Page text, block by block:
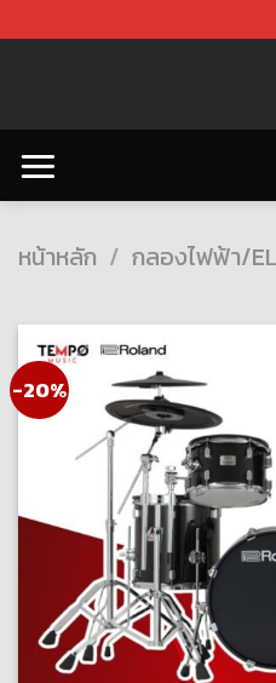
to
หน้าหลัก / กลองไฟฟ้า/
-20%